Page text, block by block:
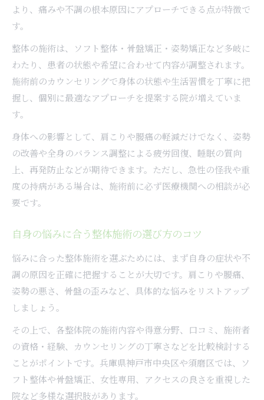
より、痛みや不調の根本原因にアプローチできる点が特徴で
す。
整体の施術は、ソフト整体・骨盤矯正・姿勢矯正など多岐に
わたり、患者の状態や希望に合わせて内容が調整されます。
施術前のカウンセリングで身体の状態や生活習慣を丁寧に把
握し、個別に最適なアプローチを提案する院が増えていま
す。
身体への影響として、肩こりや腰痛の軽減だけでなく、姿勢
の改善や全身のバランス調整による疲労回復、睡眠の質向
上、再発防止などが期待できます。ただし、急性の怪我や重
度の持病がある場合は、施術前に必ず医療機関への相談が必
要です。
自身の悩みに合う整体施術の選び方のコツ
悩みに合った整体施術を選ぶためには、まず自身の症状や不
調の原因を正確に把握することが大切です。肩こりや腰痛、
姿勢の悪さ、骨盤の歪みなど、具体的な悩みをリストアップ
しましょう。
その上で、各整体院の施術内容や得意分野、口コミ、施術者
の資格・経験、カウンセリングの丁寧さなどを比較検討する
ことがポイントです。兵庫県神戸市中央区や須磨区では、ソ
フト整体や骨盤矯正、女性専用、アクセスの良さを重視した
院など多様な選択肢があります。